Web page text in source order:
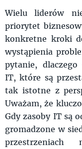
Wielu liderów
priorytet
konkretne kroki
wystąpienia
pytanie, dlaczego
IT, które są
tak istotne z
Uważam, że
Gdy zasoby IT są
gromadzone w
przestrzeniach